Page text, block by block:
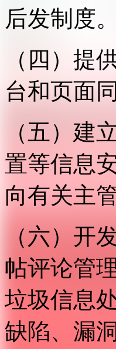
后发制度。
（四）提
台和页面
（五）建
置等信息
向有关主
（六）开
帖评论管
垃圾信息
缺陷、漏